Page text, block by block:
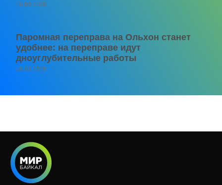
06.08.2026
Паромная переправа на Ольхон станет
удобнее: на переправе идут
дноуглубительные работы
06.08.2026